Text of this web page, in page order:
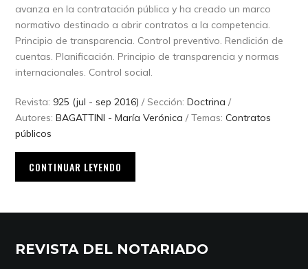
avanza en la contratación pública y ha creado un marco
normativo destinado a abrir contratos a la competencia.
Principio de transparencia. Control preventivo. Rendición de
cuentas. Planificación. Principio de transparencia y normas
internacionales. Control social.
Revista: 925 (jul - sep 2016) / Sección:Doctrina /
Autores:BAGATTINI - María Verónica / Temas:Contratos
públicos
CONTINUAR LEYENDO
REVISTA DEL NOTARIADO